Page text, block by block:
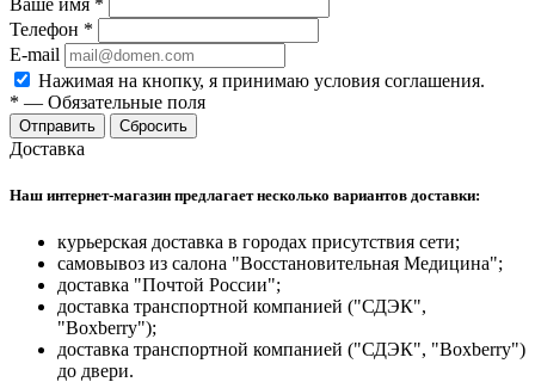
Телефон *
E-mail
Нажимая на кнопку, я принимаю условия соглашения.
* — Обязательные поля
Отправить Сбросить
Доставка
Наш интернет-магазин предлагает несколько вариантов доставки:
курьерская доставка в городах присутствия сети;
самовывоз из салона "Восстановительная Медицина";
доставка "Почтой России";
доставка транспортной компанией ("СДЭК",
"Boxberry");
доставка транспортной компанией ("СДЭК", "Boxberry")
до двери.